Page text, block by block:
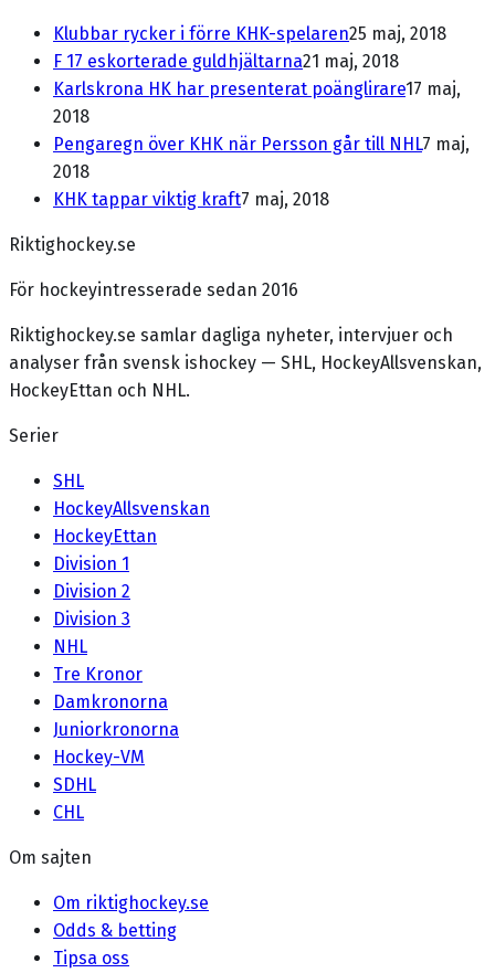
Klubbar rycker i förre KHK-spelaren25 maj, 2018
F 17 eskorterade guldhjältarna21 maj, 2018
Karlskrona HK har presenterat poänglirare17 maj,
2018
Pengaregn över KHK när Persson går till NHL7 maj,
2018
KHK tappar viktig kraft7 maj, 2018
Riktighockey.se
För hockeyintresserade sedan 2016
Riktighockey.se samlar dagliga nyheter, intervjuer och
analyser från svensk ishockey — SHL, HockeyAllsvenskan,
HockeyEttan och NHL.
Serier
SHL
HockeyAllsvenskan
HockeyEttan
Division 1
Division 2
Division 3
NHL
Tre Kronor
Damkronorna
Juniorkronorna
Hockey-VM
SDHL
CHL
Om sajten
Om riktighockey.se
Odds & betting
Tipsa oss